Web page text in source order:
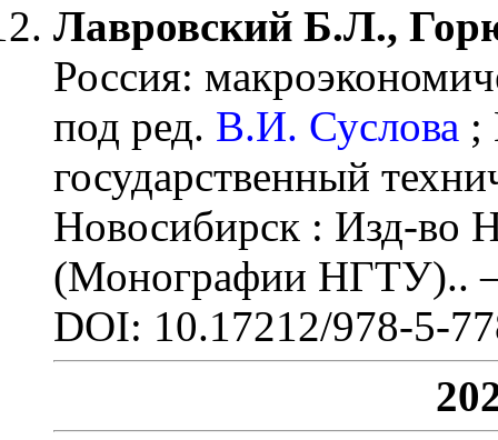
Лавровский Б.Л.,
Россия:
под ред. В.И. Суслова ;
государственный
Новосибирск : Изд-во
(Монографии НГТУ)..
DOI: 10.17212/978-5-